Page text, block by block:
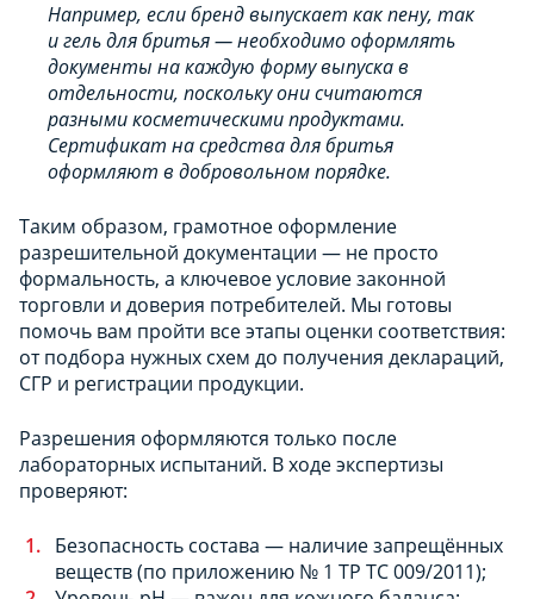
Например, если бренд выпускает как пену, так
и гель для бритья — необходимо оформлять
документы на каждую форму выпуска в
отдельности, поскольку они считаются
разными косметическими продуктами.
Сертификат на средства для бритья
оформляют в добровольном порядке.
Таким образом, грамотное оформление
разрешительной документации — не просто
формальность, а ключевое условие законной
торговли и доверия потребителей. Мы готовы
помочь вам пройти все этапы оценки соответствия:
от подбора нужных схем до получения деклараций,
СГР и регистрации продукции.
Разрешения оформляются только после
лабораторных испытаний. В ходе экспертизы
проверяют:
Безопасность состава — наличие запрещённых
веществ (по приложению № 1 ТР ТС 009/2011);